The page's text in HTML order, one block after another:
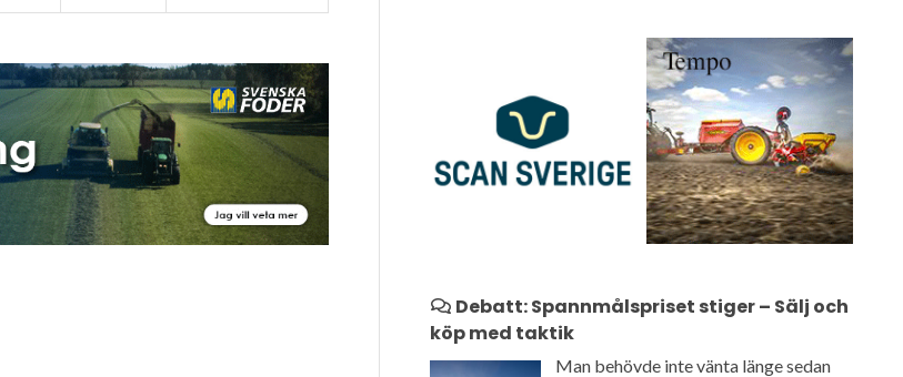
Debatt: Spannmålspriset stiger – Sälj och
köp med taktik
Man behövde inte vänta länge sedan